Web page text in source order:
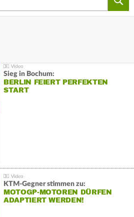
Sieg in Bochum:
BERLIN FEIERT PERFEKTEN
START
KTM-Gegner stimmen zu:
MOTOGP-MOTOREN DÜRFEN
ADAPTIERT WERDEN!